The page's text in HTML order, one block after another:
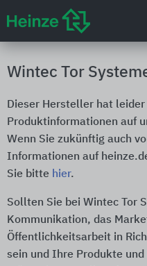
Wintec Tor
Dieser Hersteller hat
Produktinformationen auf
Wenn Sie zukünftig auch
Informationen auf
Sie bitte hier.
Sollten Sie bei Wintec Tor
Kommunikation, das
Öffentlichkeitsarbeit in
sein und Ihre Produkte